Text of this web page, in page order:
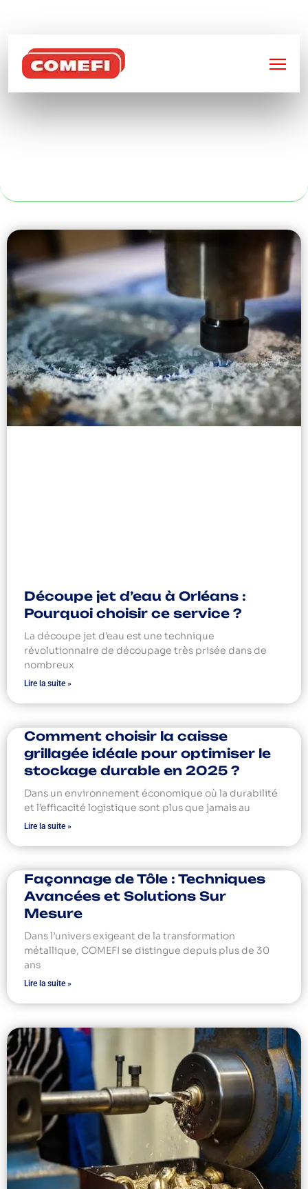
RAYONNAGE POUR
Découpe jet d’eau à Orléans :
Pourquoi choisir ce service ?
La découpe jet d’eau est une technique
révolutionnaire de découpage très prisée dans de
nombreux
Lire la suite »
Comment choisir la caisse
grillagée idéale pour optimiser le
stockage durable en 2025 ?
Dans un environnement économique où la durabilité
et l’efficacité logistique sont plus que jamais au
Lire la suite »
Façonnage de Tôle : Techniques
Avancées et Solutions Sur
Mesure
Dans l’univers exigeant de la transformation
métallique, COMEFI se distingue depuis plus de 30
ans
Lire la suite »